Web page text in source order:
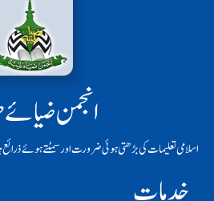
انجمن ضیائے
اسلامی تعلیمات کی بڑھتی ہوئی ضرورت اور سمٹتے ہوئے